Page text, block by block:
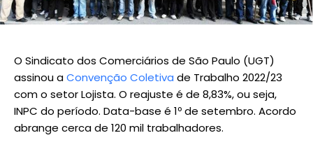
O Sindicato dos Comerciários de São Paulo (UGT)
assinou aConvenção Coletiva de Trabalho 2022/23
com o setor Lojista. O reajuste é de 8,83%, ou seja,
INPC do período. Data-base é 1º de setembro. Acordo
abrange cerca de 120 mil trabalhadores.